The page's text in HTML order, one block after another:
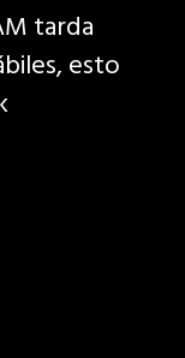
tarda
esto